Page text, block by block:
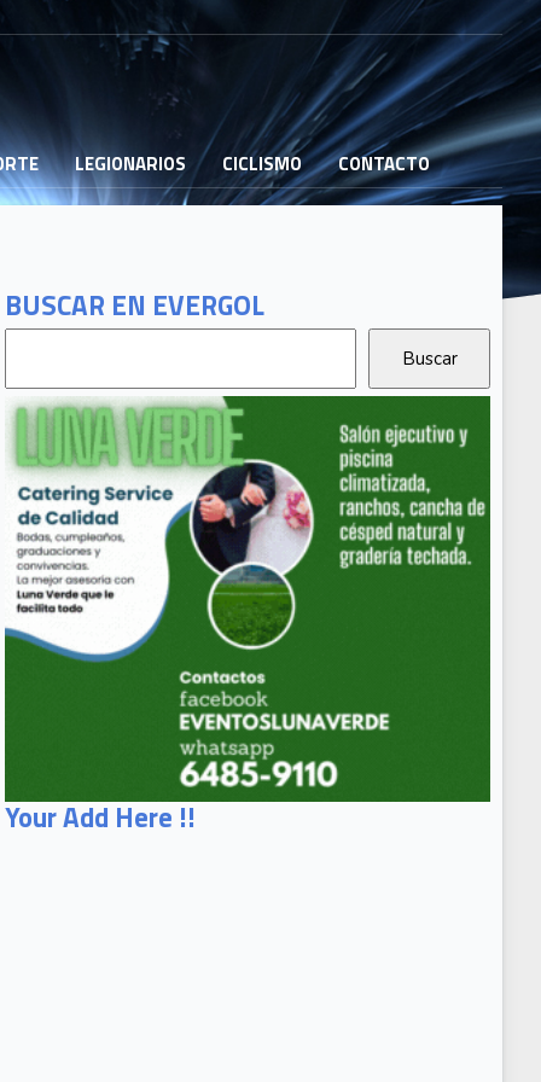
LEGIONARIOS CICLISMO CONTACTO
BUSCAR EN EVERGOL
Your Add Here !!